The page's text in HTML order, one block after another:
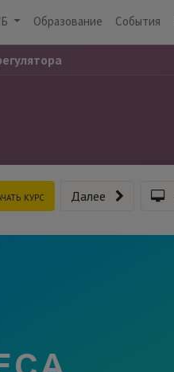
Образование События
курс Далее